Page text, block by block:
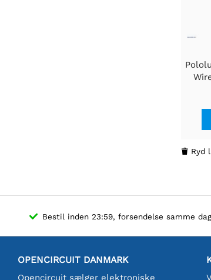
 Ryd
Bestil inden 23:59, forsendelse samme dag
OPENCIRCUIT DANMARK
Opencircuit sælger elektroniske